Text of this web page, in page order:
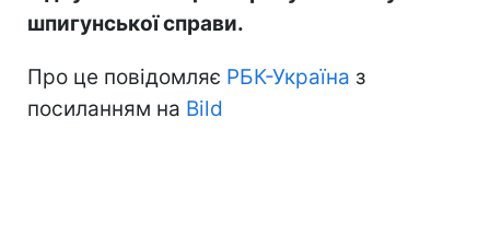
шпигунської справи.
Про це повідомляє РБК-Україна з
посиланням на Bild